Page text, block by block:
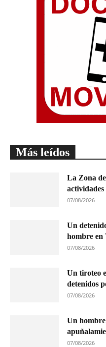
Más leídos
La Zona
actividades
07/08/2026
Un
hombre en
07/08/2026
Un tiroteo
detenidos
07/08/2026
Un
07/08/2026